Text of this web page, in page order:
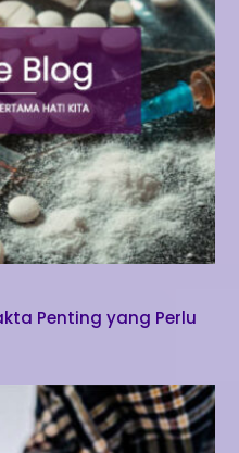
Penting yang Perlu